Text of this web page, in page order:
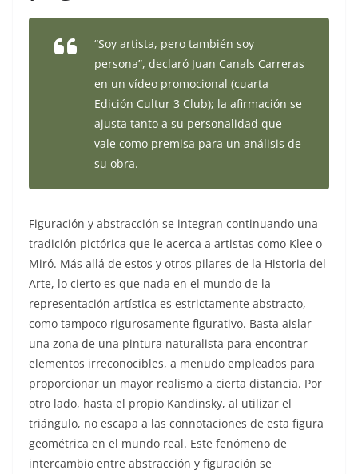
“Soy artista, pero también soy
persona”, declaró Juan Canals Carreras
en un vídeo promocional (cuarta
Edición Cultur 3 Club); la afirmación se
ajusta tanto a su personalidad que
vale como premisa para un análisis de
su obra.
Figuración y abstracción se integran continuando una
tradición pictórica que le acerca a artistas como Klee o
Miró. Más allá de estos y otros pilares de la Historia del
Arte, lo cierto es que nada en el mundo de la
representación artística es estrictamente abstracto,
como tampoco rigurosamente figurativo. Basta aislar
una zona de una pintura naturalista para encontrar
elementos irreconocibles, a menudo empleados para
proporcionar un mayor realismo a cierta distancia. Por
otro lado, hasta el propio Kandinsky, al utilizar el
triángulo, no escapa a las connotaciones de esta figura
geométrica en el mundo real. Este fenómeno de
intercambio entre abstracción y figuración se